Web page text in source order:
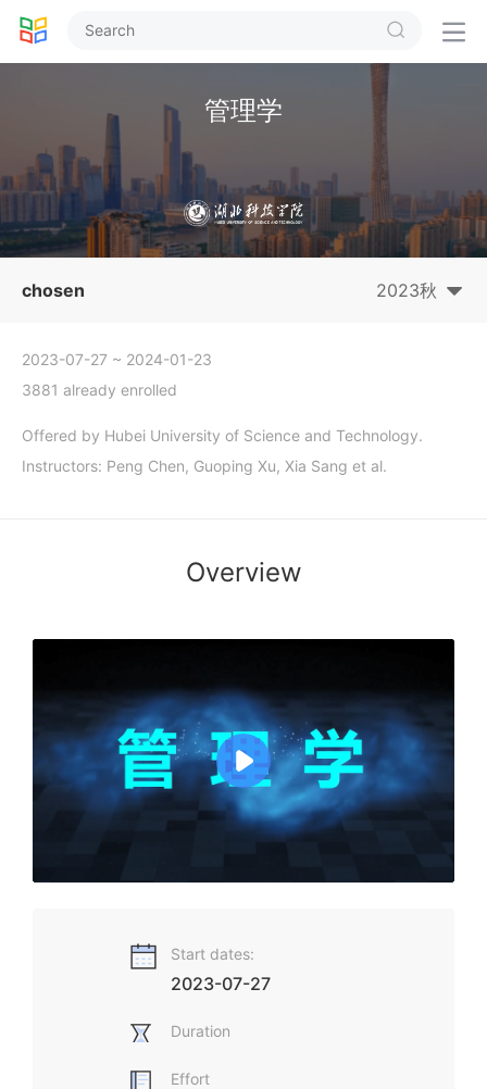
 
管理学
chosen 2023秋
2023-07-27 ~ 2024-01-23
3881 already enrolled
Offered by Hubei University of Science and Technology.
Instructors: Peng Chen, Guoping Xu, Xia Sang et al.
Overview
理实践。学习管理学，不仅可以为后续管理类课程学习打下坚
实基础，而且还可以提升自己的管理水平和提高组织活动的效
Start dates:
2023-07-27
Duration
Effort